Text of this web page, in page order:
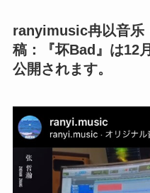
ranyimusic冉以音乐
稿：『坏Bad』は12
公開されます。